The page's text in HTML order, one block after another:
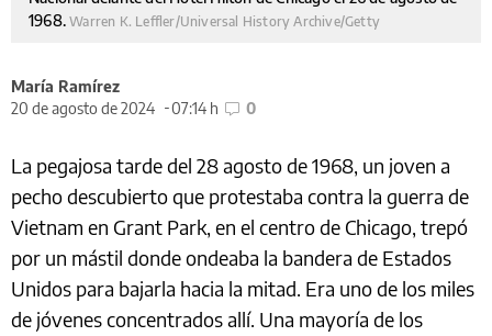
1968.Warren K. Leffler/Universal History Archive/Getty
María Ramírez
20 de agosto de 2024
07:14 h 0
La pegajosa tarde del 28 agosto de 1968, un joven a
pecho descubierto que protestaba contra la guerra de
Vietnam en Grant Park, en el centro de Chicago, trepó
por un mástil donde ondeaba la bandera de Estados
Unidos para bajarla hacia la mitad. Era uno de los miles
de jóvenes concentrados allí. Una mayoría de los